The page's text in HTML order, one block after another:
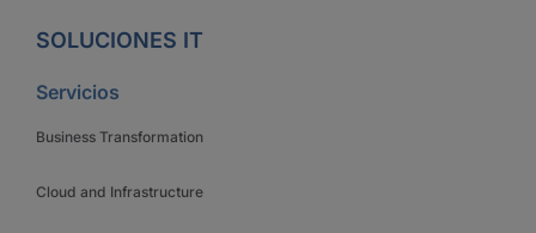
SOLUCIONES IT
Servicios
Business Transformation
Cloud and Infrastructure